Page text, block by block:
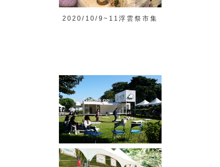
2020/10/9~11浮雲祭市集